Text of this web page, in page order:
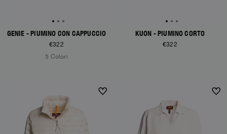
GENIE - PIUMINO CON CAPPUCCIO
€322
5 Colori
KUON - PIUMINO CORTO
€322